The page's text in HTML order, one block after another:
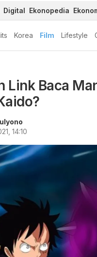
Digital Ekonopedia
Korea Film Lifestyle
Link Baca
14:10